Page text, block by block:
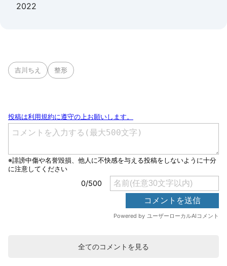
2022
吉川ちえ 整形
全てのコメントを見る